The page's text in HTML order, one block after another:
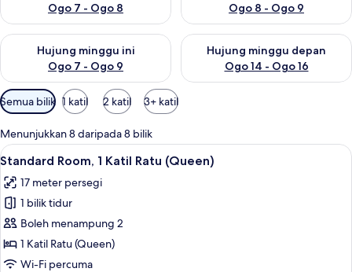
Ogo 7 - Ogo 8
Ogo 8 - Ogo 9
Hujung minggu ini
Ogo 7 - Ogo 9
Semak ketersediaan untuk hujung minggu ini Ogo 7 - Ogo 9
Hujung minggu depan
Ogo 14 - Ogo 16
Semak ketersediaan untuk
Penapis
yang
tersedia
untuk
bilik
Semua bilik 1 katil 2 katil 3+ katil
Menunjukkan 8 daripada 8 bilik
Lihat
semua
foto
untuk
Standard
Room,
1
Standard Room, 1 Katil Ratu
7
Standard Room, 1 Katil Ratu (Queen)
17 meter persegi
1 bilik tidur
Boleh menampung 2
1 Katil Ratu (Queen)
Wi-Fi percuma